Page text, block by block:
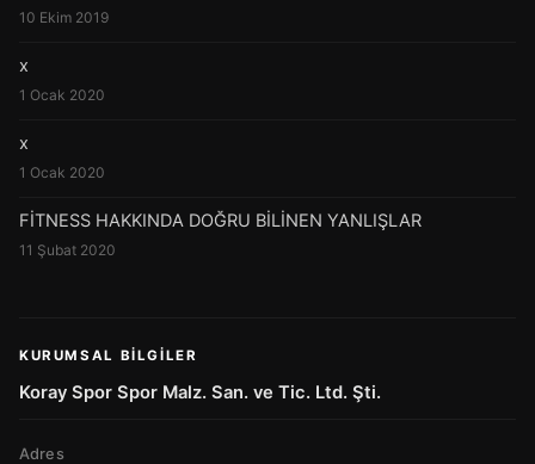
10 Ekim 2019
x
1 Ocak 2020
x
1 Ocak 2020
FİTNESS HAKKINDA DOĞRU BİLİNEN YANLIŞLAR
11 Şubat 2020
KURUMSAL BILGILER
Koray Spor Spor Malz. San. ve Tic. Ltd. Şti.
Adres